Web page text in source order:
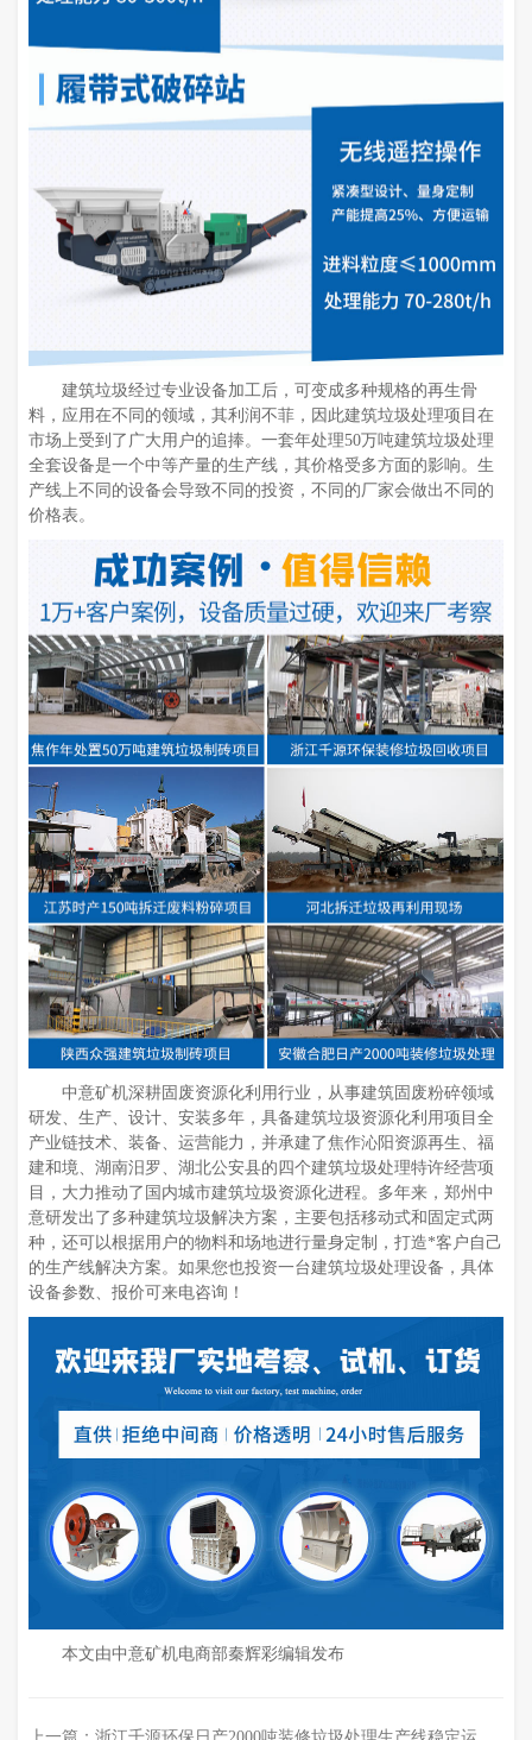
建筑垃圾经过专业设备加工后，可变成多种规格的再生骨
料，应用在不同的领域，其利润不菲，因此建筑垃圾处理项目在
市场上受到了广大用户的追捧。一套年处理50万吨建筑垃圾处理
全套设备是一个中等产量的生产线，其价格受多方面的影响。生
产线上不同的设备会导致不同的投资，不同的厂家会做出不同的
价格表。
中意矿机深耕固废资源化利用行业，从事建筑固废粉碎领域
研发、生产、设计、安装多年，具备建筑垃圾资源化利用项目全
产业链技术、装备、运营能力，并承建了焦作沁阳资源再生、福
建和境、湖南汨罗、湖北公安县的四个建筑垃圾处理特许经营项
目，大力推动了国内城市建筑垃圾资源化进程。多年来，郑州中
意研发出了多种建筑垃圾解决方案，主要包括移动式和固定式两
种，还可以根据用户的物料和场地进行量身定制，打造*客户自己
的生产线解决方案。如果您也投资一台建筑垃圾处理设备，具体
设备参数、报价可来电咨询！
本文由中意矿机电商部秦辉彩编辑发布